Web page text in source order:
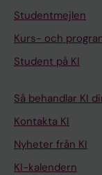
Studentmejlen
Kurs- och
Student på KI
Så behandlar KI
Kontakta KI
Nyheter från KI
KI-kalendern